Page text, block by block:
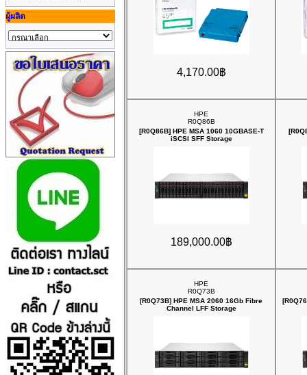
ผู้ผลิต
4,170.00฿
HPE
R0Q86B
[R0Q86B] HPE MSA 1060 10GBASE‑T
iSCSI SFF Storage
189,000.00฿
HPE
R0Q73B
[R0Q73B] HPE MSA 2060 16Gb Fibre
Channel LFF Storage